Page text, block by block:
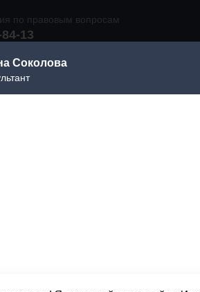
справочник государственных